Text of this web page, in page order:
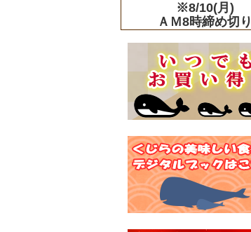
※8/10(月)
ＡＭ8時締め切り